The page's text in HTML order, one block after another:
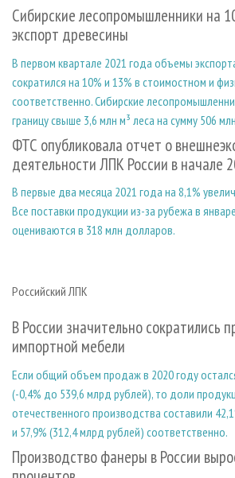
Сибирские лесопромышленники на
экспорт древесины
В первом квартале 2021 года объемы
сократился на 10% и 13% в стоимостном и
соответственно. Сибирские
границу свыше 3,6 млн м³ леса на сумму 506
ФТС опубликовала отчет о
деятельности ЛПК России в начале
В первые два месяца 2021 года на 8,1%
Все поставки продукции из-за рубежа в
оцениваются в 318 млн долларов.
Российский ЛПК
В России значительно сократились
импортной мебели
Если общий объем продаж в 2020 году
(-0,4% до 539,6 млрд рублей), то доли
отечественного производства составили
и 57,9% (312,4 млрд рублей) соответственно.
Производство фанеры в России